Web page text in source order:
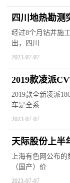
四川地热勘测
80℃温泉
经过8个月钻井施
出，四川
2023-07-07
2019款凌派
多少
2019款全新凌派
车是全系
2023-07-07
天际股份上半年净利
探成主因
上海有色网公布
（国产）价
2023-07-07